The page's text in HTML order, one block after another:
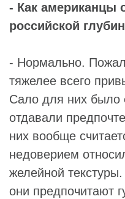
- Как американцы
российской
- Нормально.
тяжелее всего
Сало для них
отдавали
них вообще
недоверием
желейной
они предпочитают